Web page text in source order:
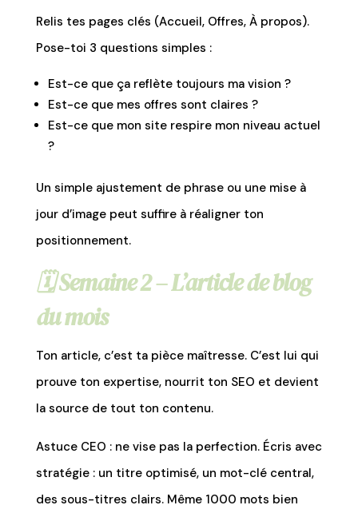
Relis tes pages clés (Accueil, Offres, À propos).
Pose-toi 3 questions simples :
Est-ce que ça reflète toujours ma vision ?
Est-ce que mes offres sont claires ?
Est-ce que mon site respire mon niveau actuel
?
Un simple ajustement de phrase ou une mise à
jour d’image peut suffire à réaligner ton
positionnement.
🗓️Semaine 2 – L’article de blog
du mois
Ton article, c’est ta pièce maîtresse. C’est lui qui
prouve ton expertise, nourrit ton SEO et devient
la source de tout ton contenu.
Astuce CEO : ne vise pas la perfection. Écris avec
stratégie : un titre optimisé, un mot-clé central,
des sous-titres clairs. Même 1000 mots bien